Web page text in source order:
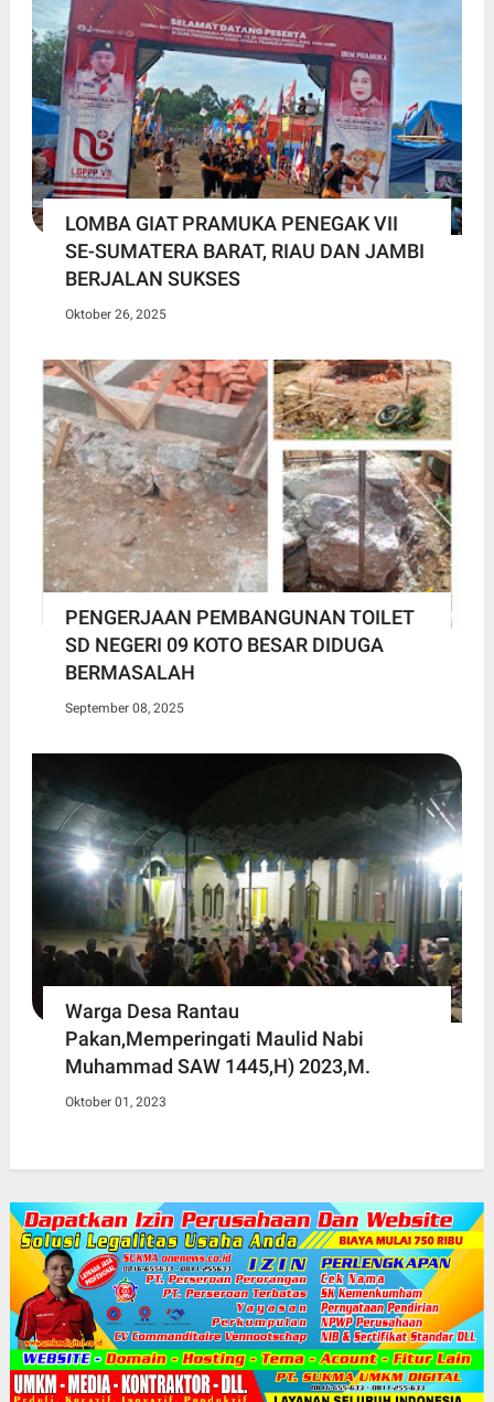
LOMBA GIAT PRAMUKA PENEGAK VII
SE-SUMATERA BARAT, RIAU DAN JAMBI
BERJALAN SUKSES
Oktober 26, 2025
PENGERJAAN PEMBANGUNAN TOILET
SD NEGERI 09 KOTO BESAR DIDUGA
BERMASALAH
September 08, 2025
Warga Desa Rantau
Pakan,Memperingati Maulid Nabi
Muhammad SAW 1445,H) 2023,M.
Oktober 01, 2023